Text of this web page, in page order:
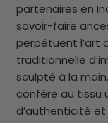
partenaires en
savoir-faire
perpétuent l’art
traditionnelle
sculpté à la
confère au tissu
d’authenticité et